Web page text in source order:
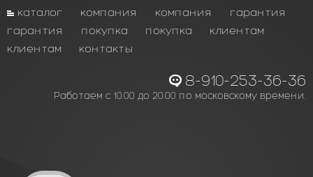
каталог компания компания
гарантия
гарантия
покупка покупка
клиентам
клиентам
контакты
8-910-253-36-36
Работаем с 10.00 до 20.00 по московскому времени.